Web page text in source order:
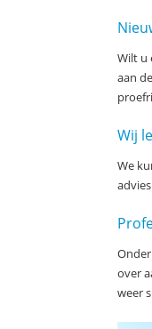
Wilt u
aan
Wij
We
over
weer